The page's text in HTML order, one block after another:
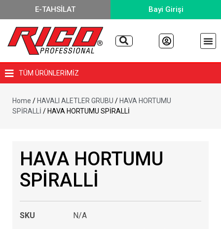
E-TAHSİLAT Bayi Girişi
TÜM ÜRÜNLERİMİZ
Home / HAVALI ALETLER GRUBU / HAVA HORTUMU
SPİRALLİ / HAVA HORTUMU SPİRALLİ
HAVA HORTUMU
SPİRALLİ
SKU
N/A